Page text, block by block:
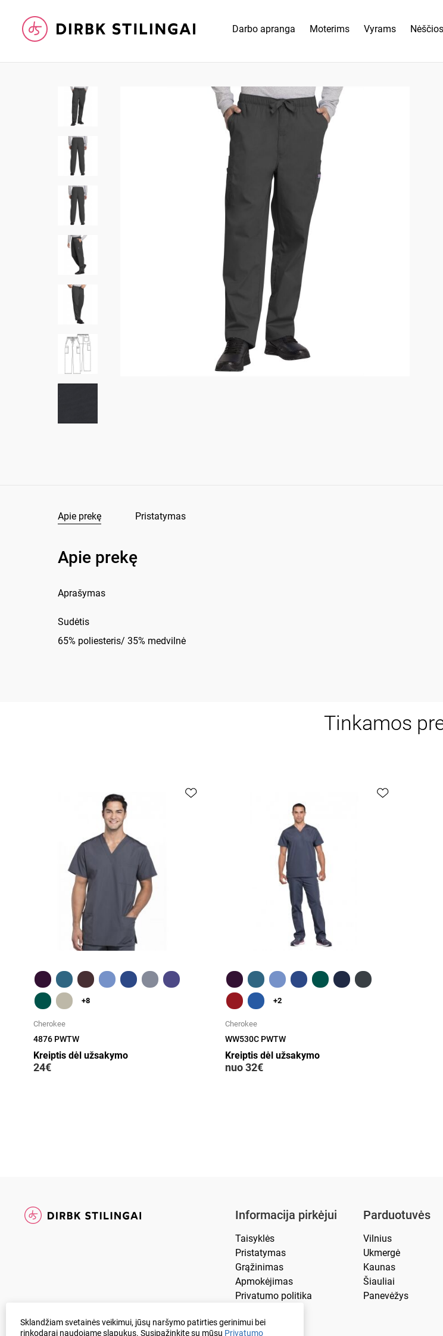
Darbo apranga Moterims Vyrams
Apie prekę Pristatymas
Apie prekę
Aprašymas
Sudėtis
65% poliesteris/ 35% medvilnė
Tinkamos
+8
Cherokee
4876 PWTW
Kreiptis dėl užsakymo
24€
+2
Cherokee
WW530C PWTW
Kreiptis dėl užsakymo
nuo 32€
Informacija pirkėjui
Taisyklės
Pristatymas
Grąžinimas
Apmokėjimas
Privatumo politika
Parduotuvės
Vilnius
Ukmergė
Kaunas
Šiauliai
Panevėžys
Sklandžiam svetainės veikimui, jūsų naršymo patirties gerinimui bei
rinkodarai naudojame slapukus. Susipažinkite su mūsų Privatumo